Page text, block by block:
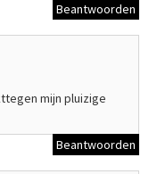
Beantwoorden
mijn pluizige
Beantwoorden